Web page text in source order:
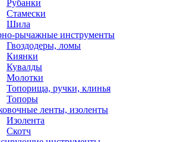
Рубанки
Стамески
Шила
рычажные инструменты
Гвоздодеры, ломы
Киянки
Кувалды
Молотки
Топорища, ручки, клинья
Топоры
ленты, изоленты
Изолента
Скотч